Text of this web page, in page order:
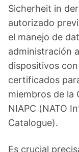
Sicherheit in
autorizado
el manejo de
administración
dispositivos
certificados
miembros de la
NIAPC (NATO
Catalogue).
Es crucial